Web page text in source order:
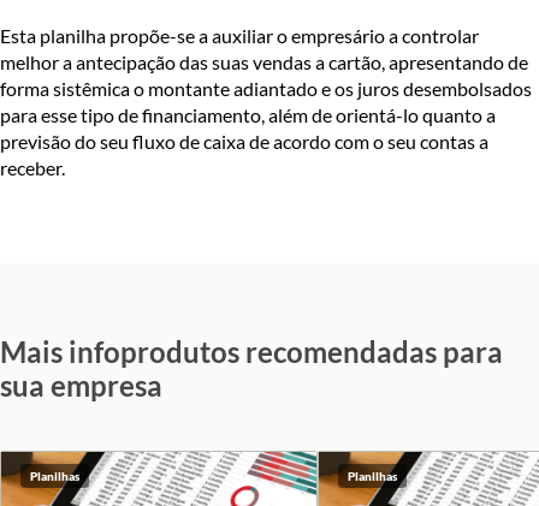
Esta planilha propõe-se a auxiliar o empresário a controlar
melhor a antecipação das suas vendas a cartão, apresentando de
forma sistêmica o montante adiantado e os juros desembolsados
para esse tipo de financiamento, além de orientá-lo quanto a
previsão do seu fluxo de caixa de acordo com o seu contas a
receber.
Mais infoprodutos recomendadas para
sua empresa
Planilhas Planilhas